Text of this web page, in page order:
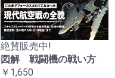
絶賛販売中!
図解 戦闘機の戦い方
￥1,650